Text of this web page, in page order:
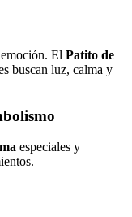
El Patito de
buscan luz, calma y
especiales y